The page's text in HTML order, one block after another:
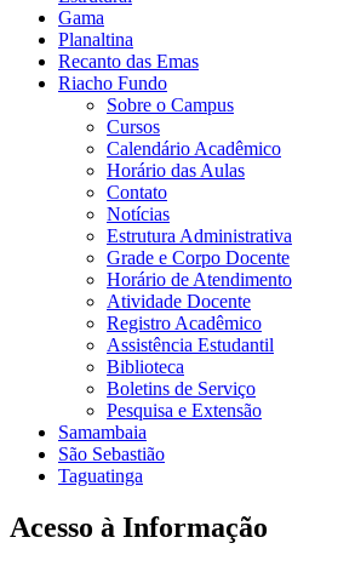
Gama
Planaltina
Recanto das Emas
Riacho Fundo
Sobre o Campus
Cursos
Calendário Acadêmico
Horário das Aulas
Contato
Notícias
Estrutura Administrativa
Grade e Corpo Docente
Horário de Atendimento
Atividade Docente
Registro Acadêmico
Assistência Estudantil
Biblioteca
Boletins de Serviço
Pesquisa e Extensão
Samambaia
São Sebastião
Taguatinga
Acesso à Informação